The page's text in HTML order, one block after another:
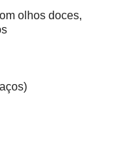
olhos doces,